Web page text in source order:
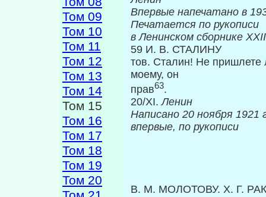
Том 09
Том 10
Том 11
Том 12
Том 13
Том 14
Том 15
Том 16
Том 17
Том 18
Том 19
Том 20
Впервые
Печатается по рукописи
в Ленинском сборнике
59 И. В. СТАЛИНУ
тов. Сталин! Не пришлете
моему, он
прав63.
20/XI.Ленин
Написано 20
впервые, по рукописи
Β. Μ. МОЛОТОВУ. X. Г.